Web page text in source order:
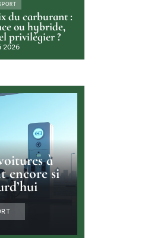
du carburant :
ou hybride,
privilégier ?
2026
à
encore si